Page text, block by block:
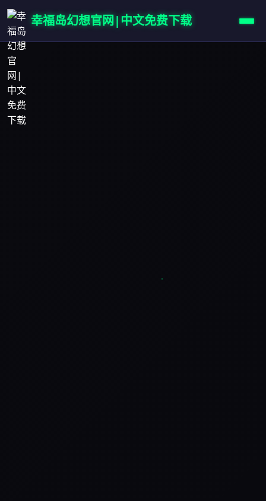
幸福岛幻想官网|中文免费下载